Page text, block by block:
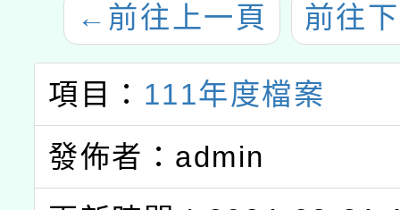
← 前往上一頁 前往
項目： 111年度檔案
發佈者：admin